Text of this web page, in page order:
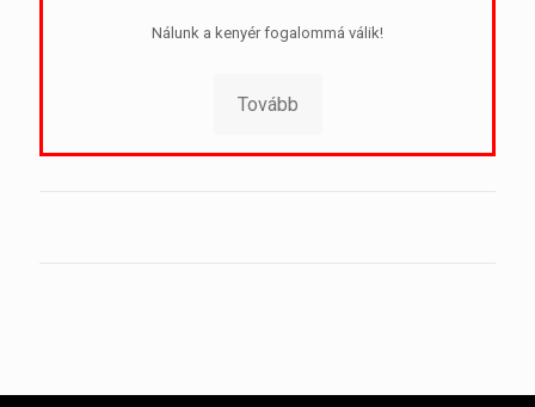
Nálunk a kenyér fogalommá válik!
Tovább